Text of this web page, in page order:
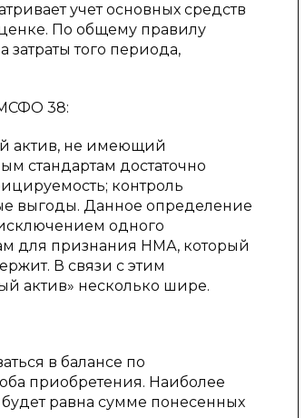
учет основных средств
По общему правилу
затраты того периода,
38:
актив, не имеющий
стандартам достаточно
контроль
выгоды. Данное определение
одного
для признания НМА, который
В связи с этим
актив» несколько шире.
в балансе по
приобретения. Наиболее
равна сумме понесенных